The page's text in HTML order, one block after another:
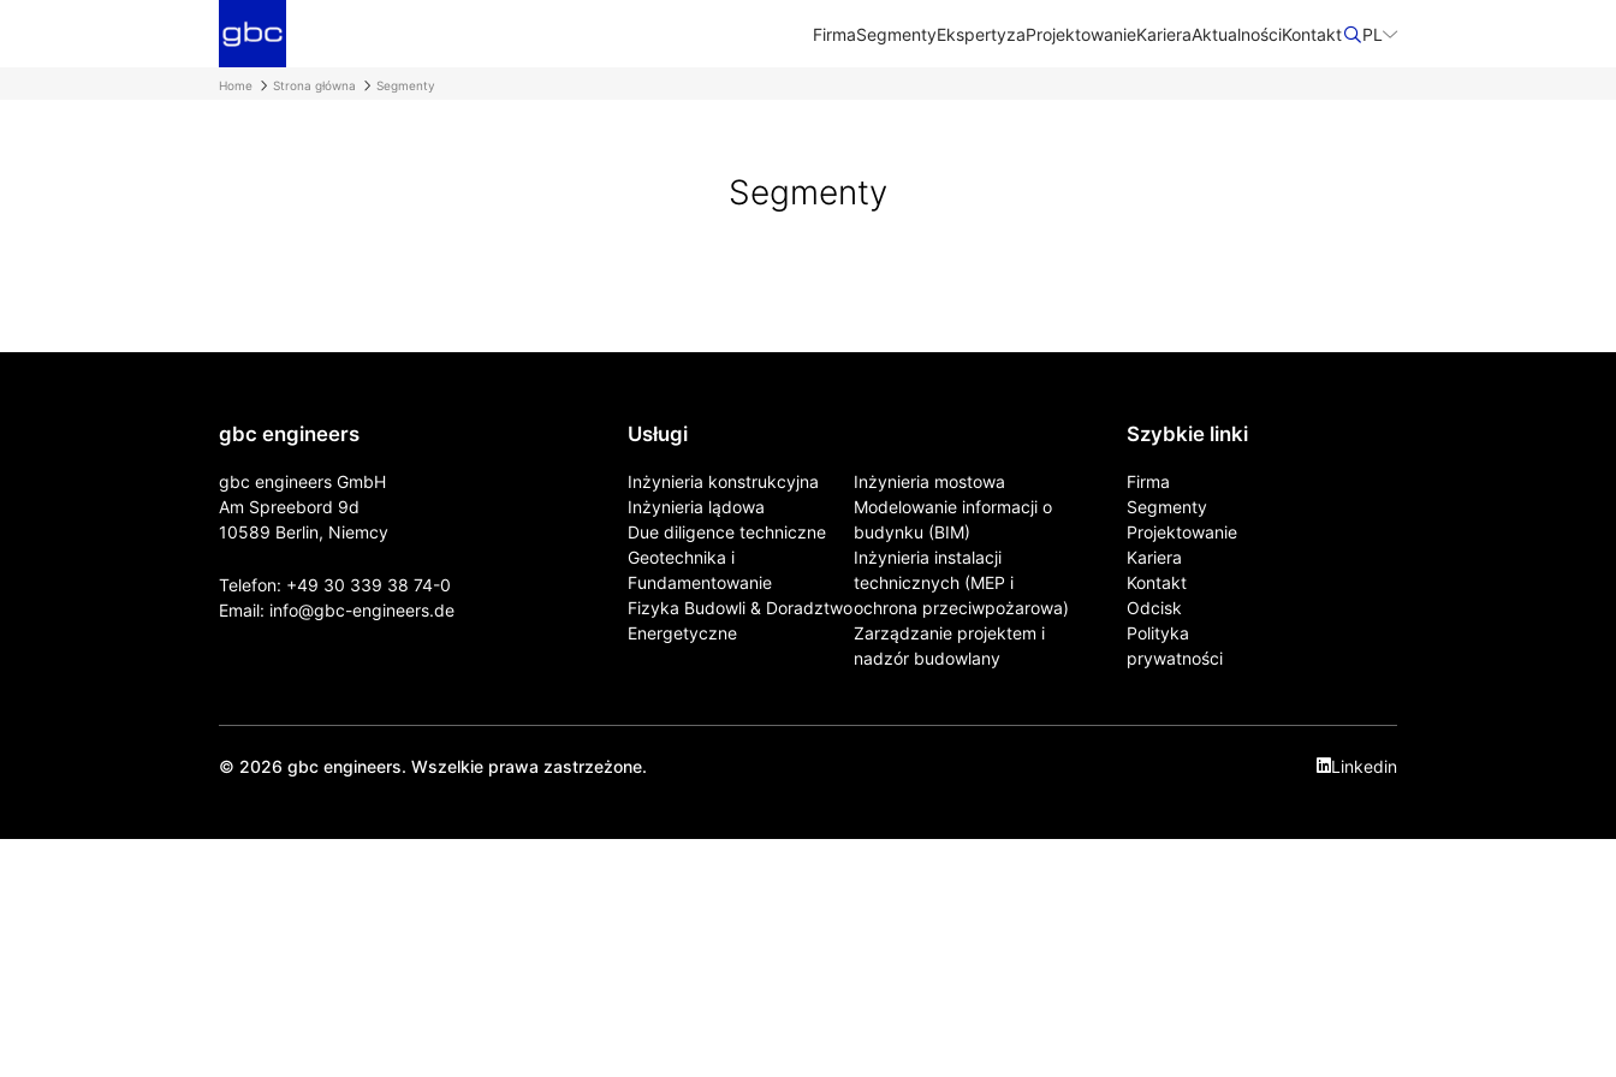
FirmaSegmentyEkspertyzaProjektowanieKarieraAktualnościKontakt​ PL
Home Strona główna Segmenty
Segmenty
gbc engineers
gbc engineers GmbH
Am Spreebord 9d
10589 Berlin, Niemcy
Telefon: +49 30 339 38 74-0
Email: info@gbc-engineers.de
Usługi
Inżynieria konstrukcyjna
Inżynieria lądowa
Due diligence techniczne
Geotechnika i
Fundamentowanie
Fizyka Budowli & Doradztwo
Energetyczne
Inżynieria mostowa
Modelowanie informacji o
budynku (BIM)
Inżynieria instalacji
technicznych (MEP i
ochrona przeciwpożarowa)
Zarządzanie projektem i
nadzór budowlany
Szybkie linki
Firma
Segmenty
Projektowanie
Kariera
Kontakt​
Odcisk
Polityka
prywatności
© 2026 gbc engineers. Wszelkie prawa zastrzeżone. Linkedin